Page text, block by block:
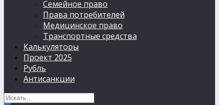
Семейное право
Права потребителей
Медицинское право
Транспортные средства
Калькуляторы
Проект 2025
Рубль
Антисанкции